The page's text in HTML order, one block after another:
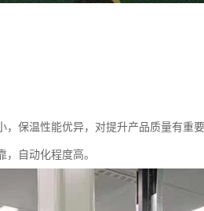
，保温性能优异，对提升产品质量有重
自动化程度高。